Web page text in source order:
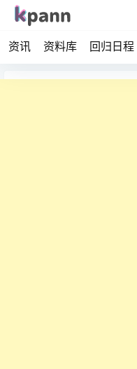
资讯 资料库 回归日程